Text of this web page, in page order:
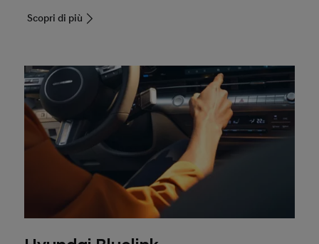
Scopri di più